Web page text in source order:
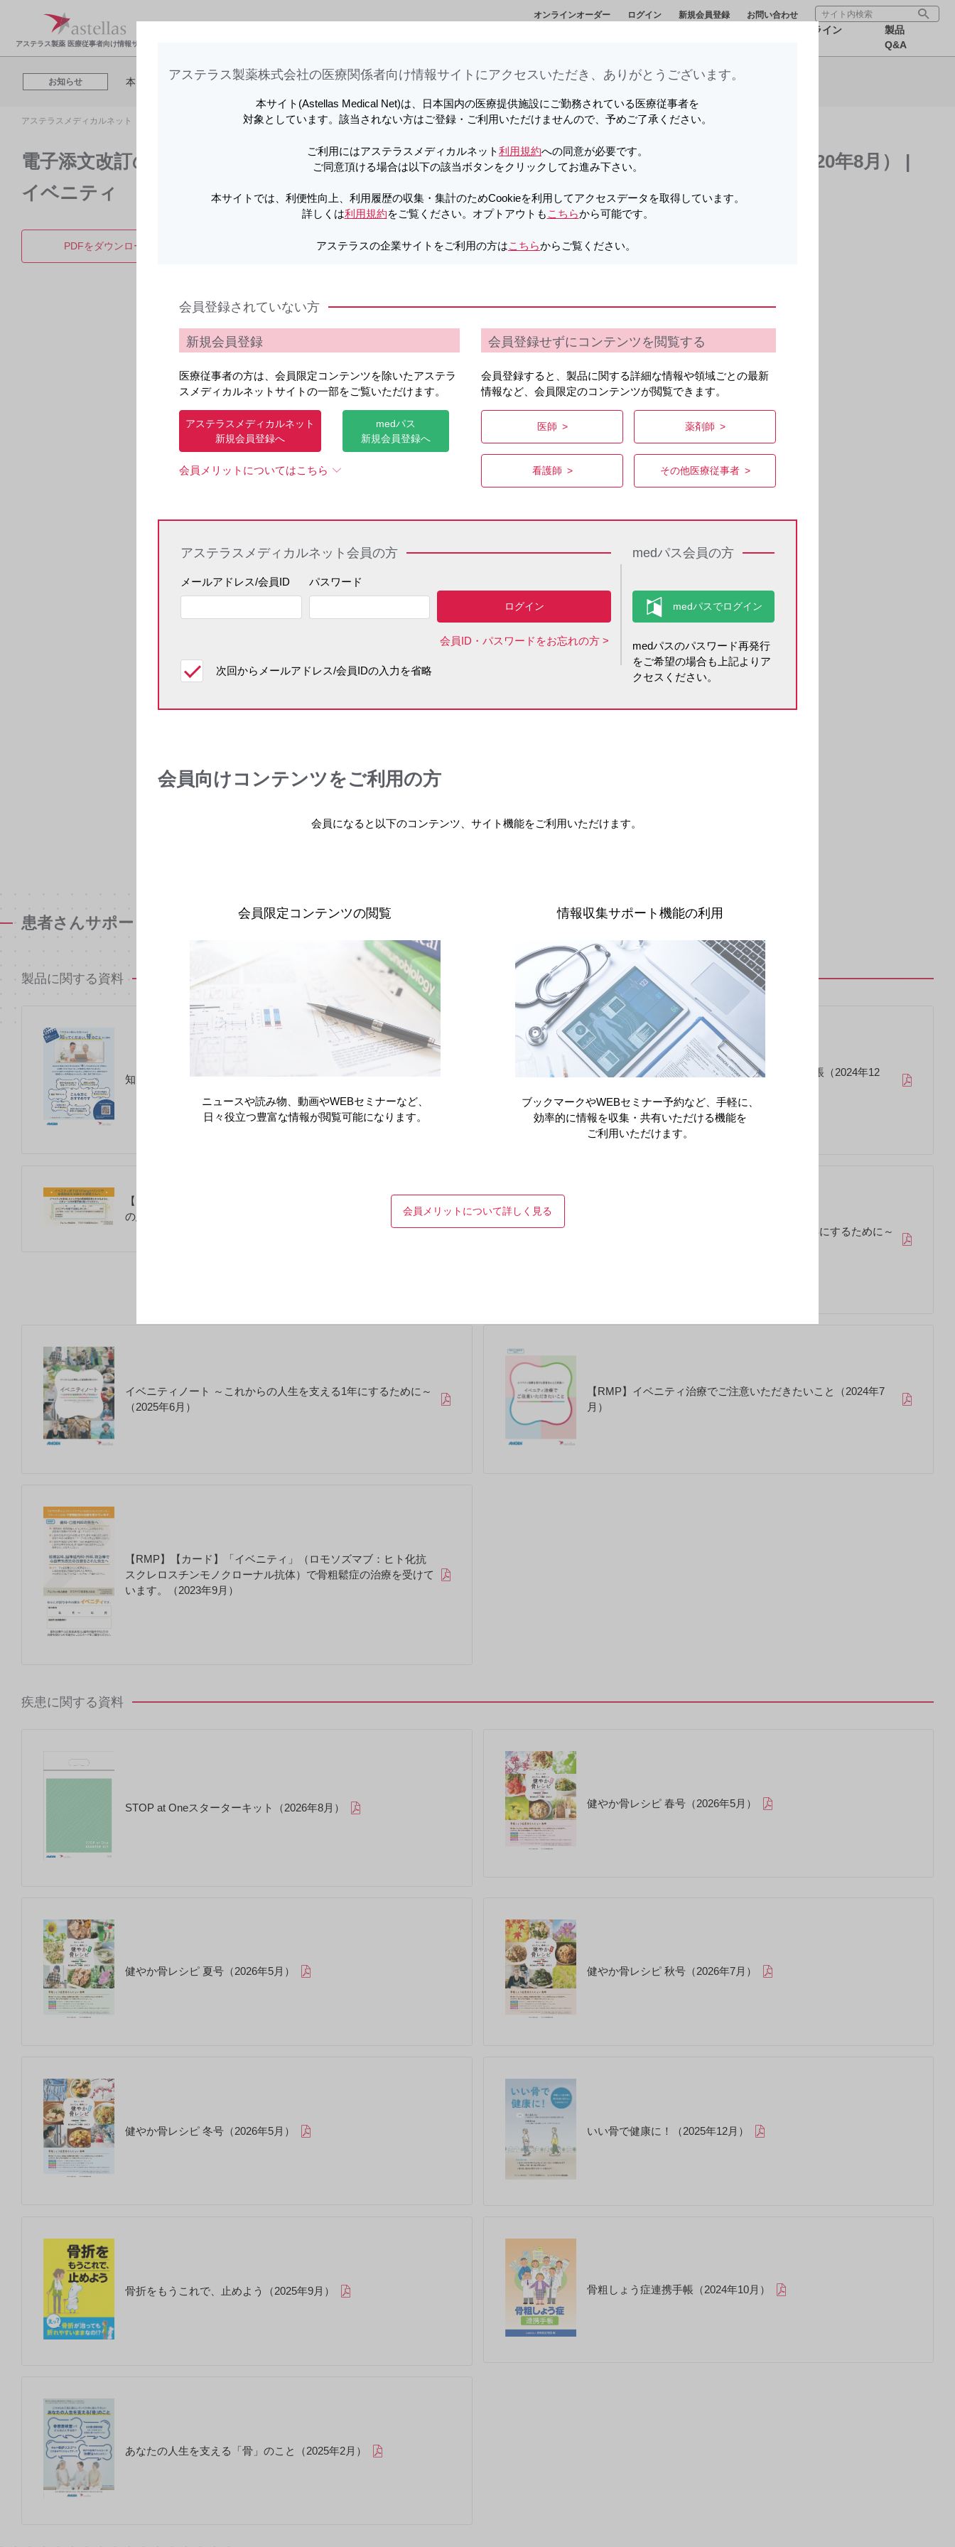
アステラス製薬 医療従事者向け情報サイト
オンラインオーダー ログイン 新規会員登録 お問い合わせ
オンライン
製品
Q&A
お知らせ
お知らせ 本日開催される「【8月6日（木）】BLINCYTO Web Symposium」を視聴されたい方は こちらをクリックしてください
お知らせ
アステラスメディカルネットでは、利便性向上、利用履歴の収集・集計のため
本日開催される「【8月6日（木）】BLINCYTO Web Symposium」を視聴されたい方は こちら をクリックしてください
アステラスメディカルネットでは、利便性向上、利用履歴の収集・集計のため
Cookieを利用してアクセスデータを取得しています。詳しくは
アステラスメディカルネット トップ イベニティ皮下注105mgシリンジ PDF
電子添文改訂のお知らせ | イベニティ皮下注105mgシリンジ 使用上の注意改訂のお知らせ（2020年8月） |
イベニティ
PDFをダウンロード 製品詳細
患者さんサポート資材
製品に関する資料
知ってください、骨のことのご案内（2025年9月）
骨折リエゾンサービス二次性骨折予防 健コツ手帳（2024年12
【シール】イベニティ皮下注105mgシリンジで骨粗鬆症を治療中
の患者さんへ（2024年5月）
イベニティリーフ ～これからの人生を支える1年にするために～
イベニティノート ～これからの人生を支える1年にするために～
（2025年6月）
【RMP】イベニティ治療でご注意いただきたいこと（2024年7
月）
【RMP】【カード】「イベニティ」（ロモソズマブ：ヒト化抗
スクレロスチンモノクローナル抗体）で骨粗鬆症の治療を受けて
います。（2023年9月）
疾患に関する資料
STOP at Oneスターターキット（2026年8月） 健やか骨レシピ 春号（2026年5月）
健やか骨レシピ 夏号（2026年5月） 健やか骨レシピ 秋号（2026年7月）
健やか骨レシピ 冬号（2026年5月） いい骨で健康に！（2025年12月）
骨折をもうこれで、止めよう（2025年9月） 骨粗しょう症連携手帳（2024年10月）
あなたの人生を支える「骨」のこと（2025年2月）
アステラス製薬株式会社の医療関係者向け情報サイトに​アクセスいただき、ありがとうございます。​
本サイト(Astellas Medical Net)は、日本国内の医療提供施設にご勤務されている医療従事者を
対象としています。該当されない方はご登録・ご利用いただけませんので、予めご了承ください。
ご利用にはアステラスメディカルネット利用規約への同意が必要です。
ご同意頂ける場合は以下の該当ボタンをクリックしてお進み下さい。
本サイトでは、利便性向上、利用履歴の収集・集計のためCookieを利用してアクセスデータを取得しています。
詳しくは利用規約をご覧ください。オプトアウトも こちらから可能です。
アステラスの企業サイトをご利用の方はこちらからご覧ください。
会員登録されていない方
新規会員登録
医療従事者の方は、会員限定コンテンツを除いたアステラ
スメディカルネットサイトの一部をご覧いただけます。
アステラスメディカルネット
新規会員登録へ
medパス
新規会員登録へ
会員メリットについてはこちら
会員登録せずにコンテンツを閲覧する
会員登録すると、製品に関する詳細な情報や領域ごとの最新
情報など、会員限定のコンテンツが閲覧できます。
医師 薬剤師
看護師 その他医療従事者
アステラスメディカルネット会員の方
メールアドレス/会員ID パスワード
会員ID・パスワードをお忘れの方
次回からメールアドレス/会員IDの入力を省略
medパス会員の方
medパスのパスワード再発行
をご希望の場合も上記よりア
クセスください。
会員向けコンテンツをご利用の方
会員になると以下のコンテンツ、サイト機能をご利用いただけます。
会員限定コンテンツの閲覧
ニュースや読み物、動画やWEBセミナーなど、
日々役立つ豊富な情報が閲覧可能になります。
情報収集サポート機能の利用
ブックマークやWEBセミナー予約など、手軽に、
効率的に情報を収集・共有いただける機能を
ご利用いただけます。
会員メリットについて詳しく見る